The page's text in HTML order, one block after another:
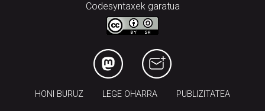
Codesyntaxek garatua
HONI BURUZ LEGE OHARRA PUBLIZITATEA